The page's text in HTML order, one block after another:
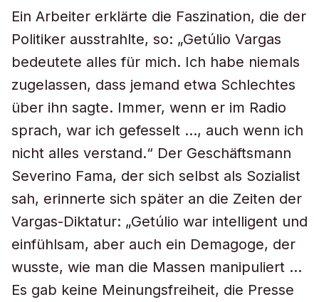
Ein Arbeiter erklärte die Faszination, die der
Politiker ausstrahlte, so: „Getúlio Vargas
bedeutete alles für mich. Ich habe niemals
zugelassen, dass jemand etwa Schlechtes
über ihn sagte. Immer, wenn er im Radio
sprach, war ich gefesselt …, auch wenn ich
nicht alles verstand.“ Der Geschäftsmann
Severino Fama, der sich selbst als Sozialist
sah, erinnerte sich später an die Zeiten der
Vargas-Diktatur: „Getúlio war intelligent und
einfühlsam, aber auch ein Demagoge, der
wusste, wie man die Massen manipuliert …
Es gab keine Meinungsfreiheit, die Presse